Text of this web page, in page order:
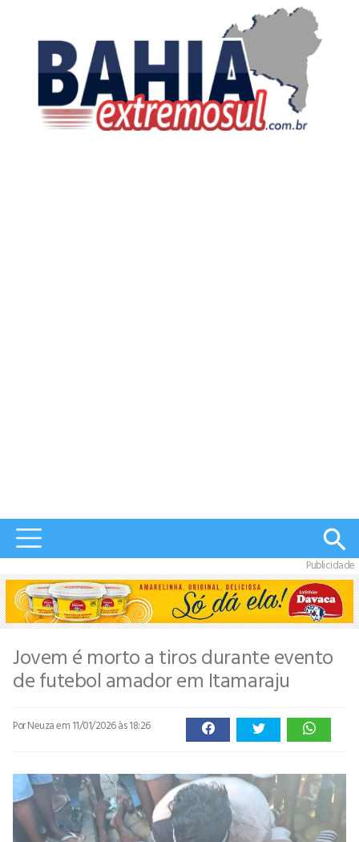
Publicidade
Jovem é morto a tiros durante evento
de futebol amador em Itamaraju
Por Neuzaem 11/01/2026 às 18:26